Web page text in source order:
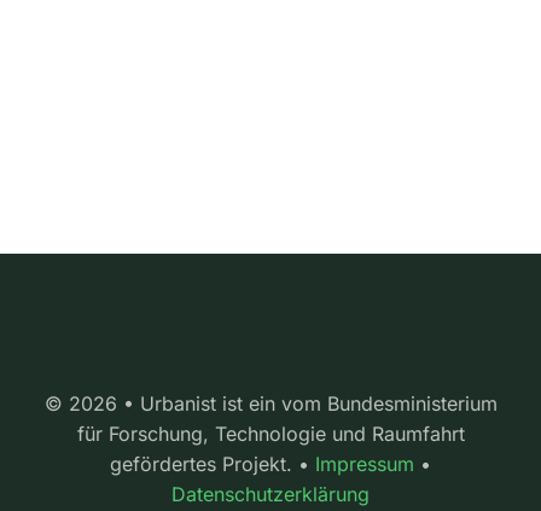
© 2026 • Urbanist ist ein vom Bundesministerium
für Forschung, Technologie und Raumfahrt
gefördertes Projekt. • Impressum •
Datenschutzerklärung